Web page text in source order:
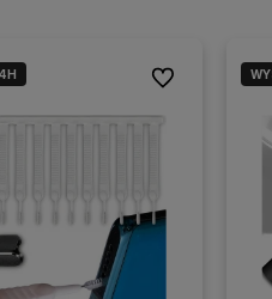
Do ulubionych